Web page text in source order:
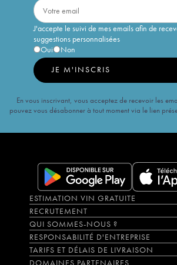
J'accepte le suivi de mes emails afin de
suggestions personnalisées
Oui
Non
JE M'INSCRIS
En vous inscrivant, vous acceptez de recevoir les
pouvez vous désabonner à tout moment via le lien
ESTIMATION VIN GRATUITE
RECRUTEMENT
QUI SOMMES-NOUS ?
RESPONSABILITÉ D'ENTREPRISE
TARIFS ET DÉLAIS DE LIVRAISON
DOMAINES PARTENAIRES